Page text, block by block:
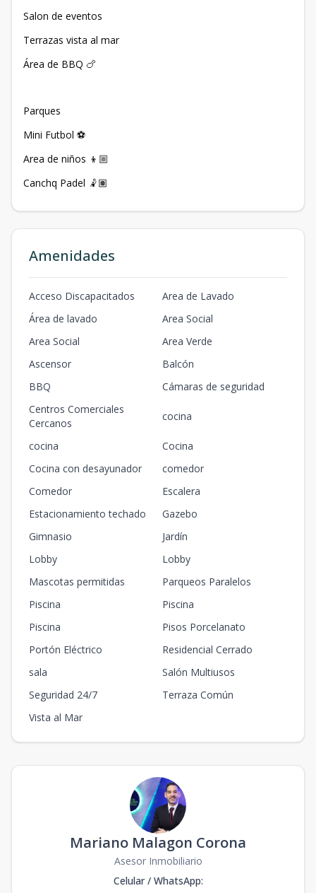
Salon de eventos
Terrazas vista al mar
Área de BBQ 🍗
Parques
Mini Futbol ⚽️
Area de niños 👦🏼
Canchq Padel 🤾🏽
Amenidades
Acceso Discapacitados
Area de Lavado
Área de lavado
Area Social
Area Social
Area Verde
Ascensor
Balcón
BBQ
Cámaras de seguridad
Centros Comerciales
Cercanos
cocina
cocina
Cocina
Cocina con desayunador
comedor
Comedor
Escalera
Estacionamiento techado
Gazebo
Gimnasio
Jardín
Lobby
Lobby
Mascotas permitidas
Parqueos Paralelos
Piscina
Piscina
Piscina
Pisos Porcelanato
Portón Eléctrico
Residencial Cerrado
sala
Salón Multiusos
Seguridad 24/7
Terraza Común
Vista al Mar
Mariano Malagon Corona
Asesor Inmobiliario
Celular / WhatsApp: